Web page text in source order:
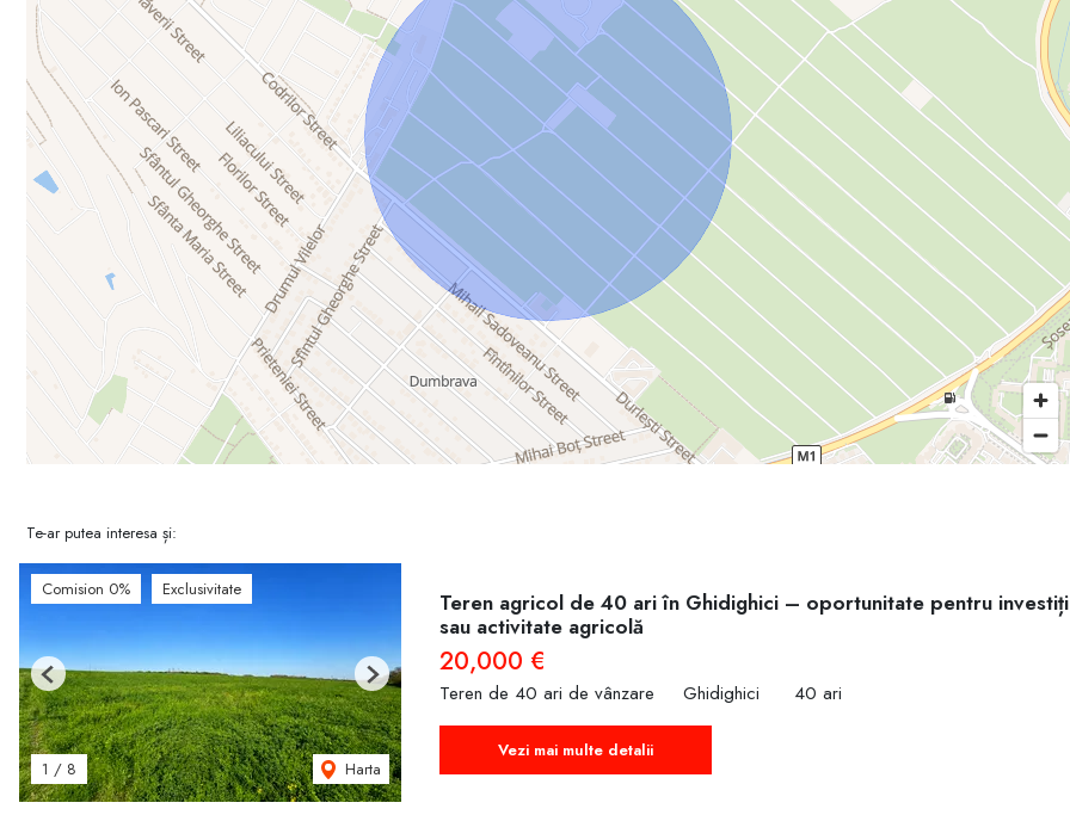
* Acte în regulă, pregătite pentru o tranzacție sigură și transparentă
* Posibilitate de schimbare a destinației în teren pentru construcție
Prin RE/MAX Elite, beneficiezi de profesionalism, consiliere completă și siguranță în fiecare etapă a procesului.
Contact: 060 462 023
Programează o vizionare și descoperă cum acest teren poate deveni fundația următorului tău proiect!
Te-ar putea interesa și:
Comision 0% Exclusivitate
1 / 8 Harta
Previous Next
Teren agricol de 40 ari în Ghidighici – oportunitate pentru
sau activitate agricolă
20,000 €
Teren de 40 ari de vânzare Ghidighici 40 ari
Vezi mai multe detalii